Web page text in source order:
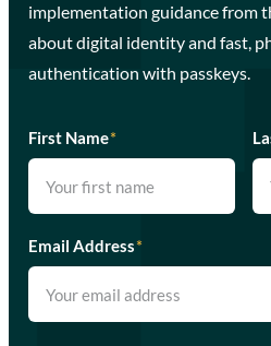
implementation guidance from
about digital identity and fast,
authentication with passkeys.
First Name*
Email Address*